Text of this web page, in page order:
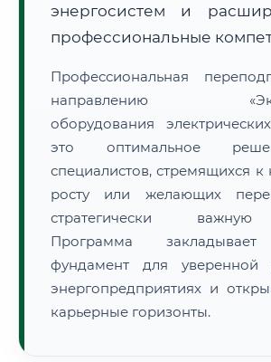
энергосистем и
профессиональные
Профессиональная
направлению
оборудования
это оптимальное
специалистов, стремящихся к
росту или желающих
стратегически важную
Программа
фундамент для уверенной
энергопредприятиях и
карьерные горизонты.